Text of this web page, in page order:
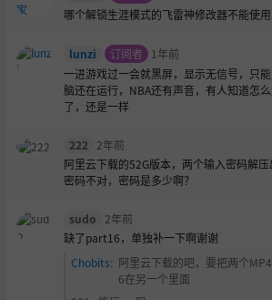
哪个解锁生涯模式的飞雷神修改器不能使
lunzi 订阅者 1年前
一进游戏过一会就黑屏，显示无信号，只
脑还在运行，NBA还有声音，有人知道怎
了，还是一样
222 2年前
阿里云下载的52G版本，两个输入密码解
密码不对，密码是多少啊？
sudo 2年前
缺了part16，单独补一下啊谢谢
Chobits: 阿里云下载的吧，要把两个
6在另一个里面